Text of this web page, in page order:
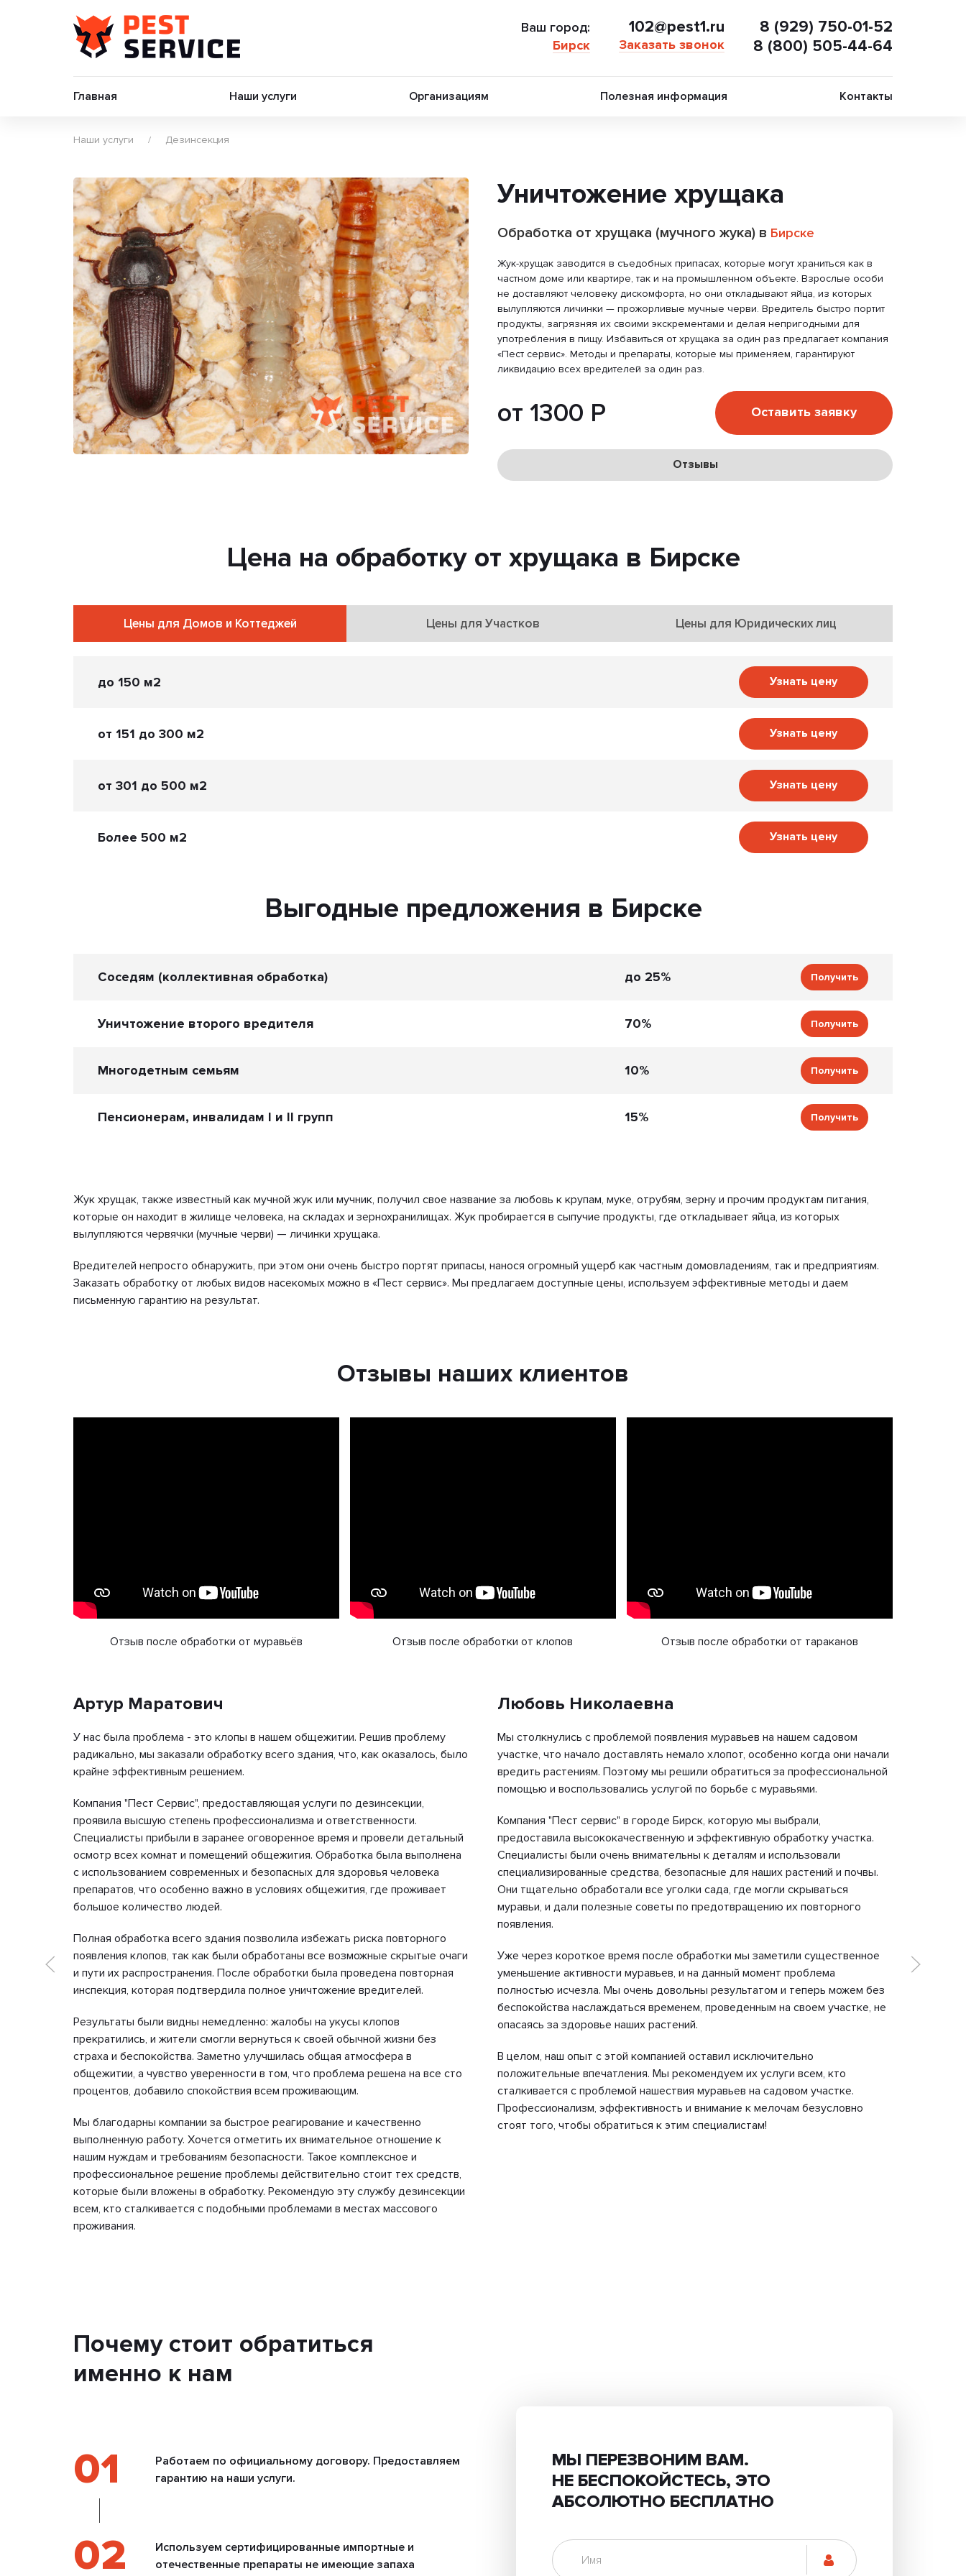
Ваш город:
Бирск
102@pest1.ru
Заказать звонок
8 (929) 750-01-52
8 (800) 505-44-64
Главная Наши услуги Организациям Полезная информация Контакты
Наши услуги Дезинсекция
Уничтожение хрущака
Обработка от хрущака (мучного жука) в Бирске
Жук-хрущак заводится в съедобных припасах, которые могут храниться как в
частном доме или квартире, так и на промышленном объекте. Взрослые особи
не доставляют человеку дискомфорта, но они откладывают яйца, из которых
вылупляются личинки — прожорливые мучные черви. Вредитель быстро портит
продукты, загрязняя их своими экскрементами и делая непригодными для
употребления в пищу. Избавиться от хрущака за один раз предлагает компания
«Пест сервис». Методы и препараты, которые мы применяем, гарантируют
ликвидацию всех вредителей за один раз.
от 1300 Р Оставить заявку
Отзывы
Цена на обработку от хрущака в Бирске
Цены для Домов и Коттеджей Цены для Участков Цены для Юридических лиц
до 150 м2 Узнать цену
от 151 до 300 м2 Узнать цену
от 301 до 500 м2 Узнать цену
Более 500 м2 Узнать цену
Выгодные предложения в Бирске
Соседям (коллективная обработка) до 25% Получить
Уничтожение второго вредителя 70% Получить
Многодетным семьям 10% Получить
Пенсионерам, инвалидам I и II групп 15% Получить
Жук хрущак, также известный как мучной жук или мучник, получил свое название за любовь к крупам, муке, отрубям, зерну и прочим продуктам питания,
которые он находит в жилище человека, на складах и зернохранилищах. Жук пробирается в сыпучие продукты, где откладывает яйца, из которых
вылупляются червячки (мучные черви) — личинки хрущака.
Вредителей непросто обнаружить, при этом они очень быстро портят припасы, нанося огромный ущерб как частным домовладениям, так и предприятиям.
Заказать обработку от любых видов насекомых можно в «Пест сервис». Мы предлагаем доступные цены, используем эффективные методы и даем
письменную гарантию на результат.
Отзывы наших клиентов
Отзыв после обработки от муравьёв Отзыв после обработки от клопов Отзыв после обработки от тараканов
Артур Маратович
У нас была проблема - это клопы в нашем общежитии. Решив проблему
радикально, мы заказали обработку всего здания, что, как оказалось, было
крайне эффективным решением.
Компания "Пест Сервис", предоставляющая услуги по дезинсекции,
проявила высшую степень профессионализма и ответственности.
Специалисты прибыли в заранее оговоренное время и провели детальный
осмотр всех комнат и помещений общежития. Обработка была выполнена
с использованием современных и безопасных для здоровья человека
препаратов, что особенно важно в условиях общежития, где проживает
большое количество людей.
Полная обработка всего здания позволила избежать риска повторного
появления клопов, так как были обработаны все возможные скрытые очаги
и пути их распространения. После обработки была проведена повторная
инспекция, которая подтвердила полное уничтожение вредителей.
Результаты были видны немедленно: жалобы на укусы клопов
прекратились, и жители смогли вернуться к своей обычной жизни без
страха и беспокойства. Заметно улучшилась общая атмосфера в
общежитии, а чувство уверенности в том, что проблема решена на все сто
процентов, добавило спокойствия всем проживающим.
Мы благодарны компании за быстрое реагирование и качественно
выполненную работу. Хочется отметить их внимательное отношение к
нашим нуждам и требованиям безопасности. Такое комплексное и
профессиональное решение проблемы действительно стоит тех средств,
которые были вложены в обработку. Рекомендую эту службу дезинсекции
всем, кто сталкивается с подобными проблемами в местах массового
проживания.
Любовь Николаевна
Мы столкнулись с проблемой появления муравьев на нашем садовом
участке, что начало доставлять немало хлопот, особенно когда они начали
вредить растениям. Поэтому мы решили обратиться за профессиональной
помощью и воспользовались услугой по борьбе с муравьями.
Компания "Пест сервис" в городе Бирск, которую мы выбрали,
предоставила высококачественную и эффективную обработку участка.
Специалисты были очень внимательны к деталям и использовали
специализированные средства, безопасные для наших растений и почвы.
Они тщательно обработали все уголки сада, где могли скрываться
муравьи, и дали полезные советы по предотвращению их повторного
появления.
Уже через короткое время после обработки мы заметили существенное
уменьшение активности муравьев, и на данный момент проблема
полностью исчезла. Мы очень довольны результатом и теперь можем без
беспокойства наслаждаться временем, проведенным на своем участке, не
опасаясь за здоровье наших растений.
В целом, наш опыт с этой компанией оставил исключительно
положительные впечатления. Мы рекомендуем их услуги всем, кто
сталкивается с проблемой нашествия муравьев на садовом участке.
Профессионализм, эффективность и внимание к мелочам безусловно
стоят того, чтобы обратиться к этим специалистам!
Почему стоит обратиться
именно к нам
01
Работаем по официальному договору. Предоставляем
гарантию на наши услуги.
02
Используем сертифицированные импортные и
отечественные препараты не имеющие запаха
МЫ ПЕРЕЗВОНИМ ВАМ.
НЕ БЕСПОКОЙСТЕСЬ, ЭТО
АБСОЛЮТНО БЕСПЛАТНО